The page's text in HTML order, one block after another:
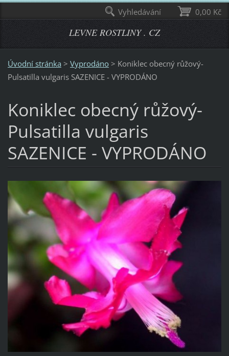
LEVNE ROSTLINY . CZ
Úvodní stránka > Vyprodáno > Koniklec obecný růžový-
Pulsatilla vulgaris SAZENICE - VYPRODÁNO
Koniklec obecný růžový-
Pulsatilla vulgaris
SAZENICE - VYPRODÁNO
0,00 Kč
Vyhledávání